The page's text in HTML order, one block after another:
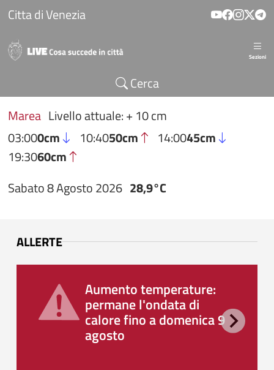
Salta al contenuto principale
Citta di Venezia
Sezioni
Cerca
Marea Livello attuale: + 10 cm
03:000cm 10:4050cm 14:0045cm
19:3060cm
Sabato 8 Agosto 2026 28,9°C
ALLERTE
Aumento temperature:
permane l'ondata di
calore fino a domenica 9
agosto